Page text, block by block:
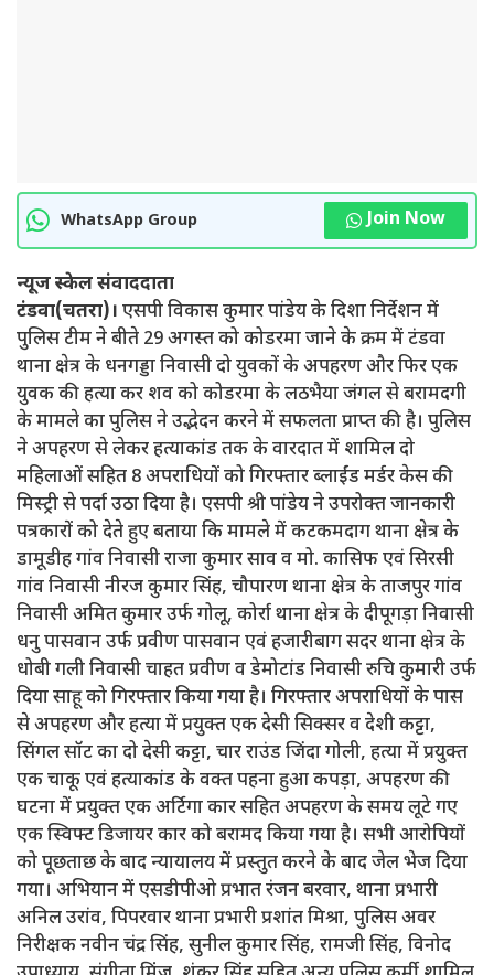
WhatsApp Group Join Now
न्यूज स्केल संवाददाता
टंडवा(चतरा)। एसपी विकास कुमार पांडेय के दिशा निर्देशन में
पुलिस टीम ने बीते 29 अगस्त को कोडरमा जाने के क्रम में टंडवा
थाना क्षेत्र के धनगड्डा निवासी दो युवकों के अपहरण और फिर एक
युवक की हत्या कर शव को कोडरमा के लठभैया जंगल से बरामदगी
के मामले का पुलिस ने उद्भेदन करने में सफलता प्राप्त की है। पुलिस
ने अपहरण से लेकर हत्याकांड तक के वारदात में शामिल दो
महिलाओं सहित 8 अपराधियों को गिरफ्तार ब्लाईंड मर्डर केस की
मिस्ट्री से पर्दा उठा दिया है। एसपी श्री पांडेय ने उपरोक्त जानकारी
पत्रकारों को देते हुए बताया कि मामले में कटकमदाग थाना क्षेत्र के
डामूडीह गांव निवासी राजा कुमार साव व मो. कासिफ एवं सिरसी
गांव निवासी नीरज कुमार सिंह, चौपारण थाना क्षेत्र के ताजपुर गांव
निवासी अमित कुमार उर्फ गोलू, कोर्रा थाना क्षेत्र के दीपूगड़ा निवासी
धनु पासवान उर्फ प्रवीण पासवान एवं हजारीबाग सदर थाना क्षेत्र के
धोबी गली निवासी चाहत प्रवीण व डेमोटांड निवासी रुचि कुमारी उर्फ
दिया साहू को गिरफ्तार किया गया है। गिरफ्तार अपराधियों के पास
से अपहरण और हत्या में प्रयुक्त एक देसी सिक्सर व देशी कट्टा,
सिंगल सॉट का दो देसी कट्टा, चार राउंड जिंदा गोली, हत्या में प्रयुक्त
एक चाकू एवं हत्याकांड के वक्त पहना हुआ कपड़ा, अपहरण की
घटना में प्रयुक्त एक अर्टिगा कार सहित अपहरण के समय लूटे गए
एक स्विफ्ट डिजायर कार को बरामद किया गया है। सभी आरोपियों
को पूछताछ के बाद न्यायालय में प्रस्तुत करने के बाद जेल भेज दिया
गया। अभियान में एसडीपीओ प्रभात रंजन बरवार, थाना प्रभारी
अनिल उरांव, पिपरवार थाना प्रभारी प्रशांत मिश्रा, पुलिस अवर
निरीक्षक नवीन चंद्र सिंह, सुनील कुमार सिंह, रामजी सिंह, विनोद